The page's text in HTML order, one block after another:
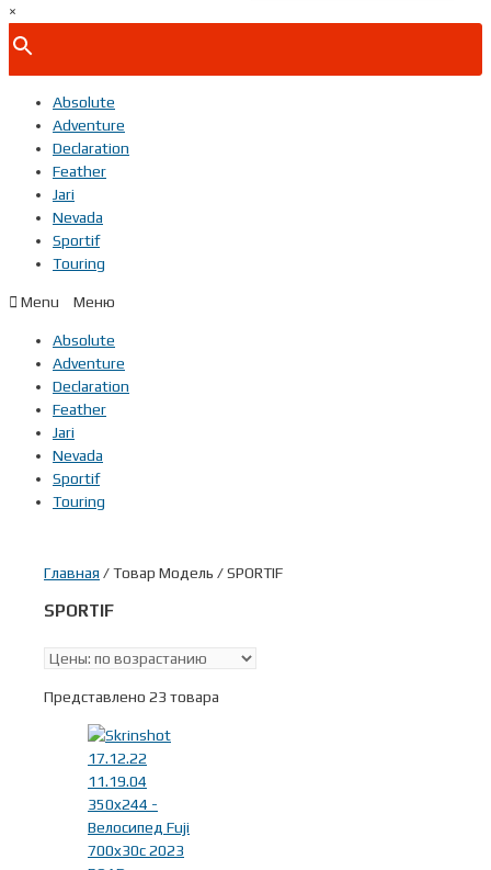
×
Absolute
Adventure
Declaration
Feather
Jari
Nevada
Sportif
Touring
Menu
Absolute
Adventure
Declaration
Feather
Jari
Nevada
Sportif
Touring
Главная / Товар Модель / SPORTIF
SPORTIF
В наличии
Представлено 23 товара